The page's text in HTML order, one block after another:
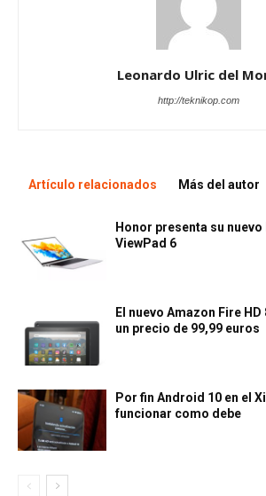
Leonardo Ulric del
http://teknikop.com
Artículo relacionados Más del autor
Honor presenta su
ViewPad 6
El nuevo Amazon Fire
un precio de 99,99 euros
Por fin Android 10 en el
funcionar como debe